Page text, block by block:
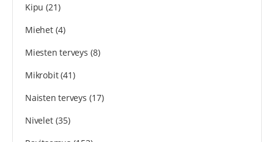
Kipu (21)
Miehet(4)
Miesten terveys (8)
Mikrobit(41)
Naisten terveys (17)
Nivelet(35)